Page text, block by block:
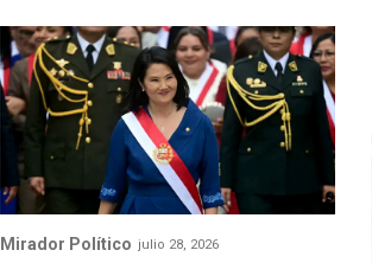
Mirador Político julio 28, 2026